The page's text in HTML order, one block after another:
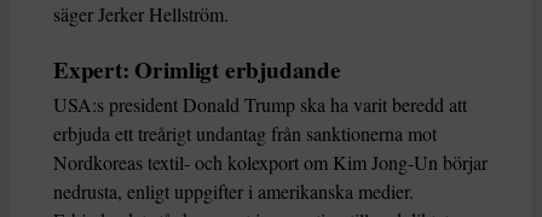
säger Jerker Hellström.
Expert: Orimligt erbjudande
USA:s president Donald Trump ska ha varit beredd att
erbjuda ett treårigt undantag från sanktionerna mot
Nordkoreas textil- och kolexport om Kim Jong-Un börjar
nedrusta, enligt uppgifter i amerikanska medier.